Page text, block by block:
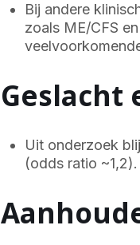
Bij andere
zoals ME/CFS
Geslacht
Uit onderzoek
(odds ratio ~1,2).